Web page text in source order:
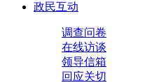
政民互动
调查问卷
在线访谈
领导信箱
回应关切